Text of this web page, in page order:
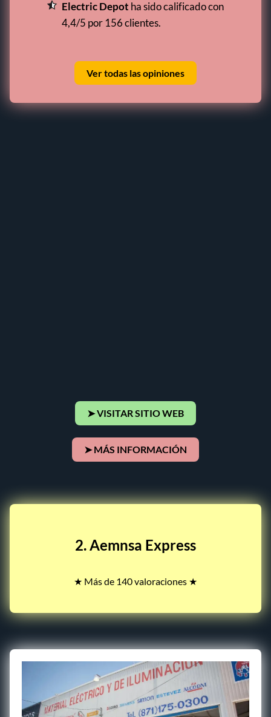
Electric Depot ha sido calificado con
4,4/5 por 156 clientes.
Ver todas las opiniones
➤ VISITAR SITIO WEB
➤ MÁS INFORMACIÓN
2. Aemnsa Express
★ Más de 140 valoraciones ★